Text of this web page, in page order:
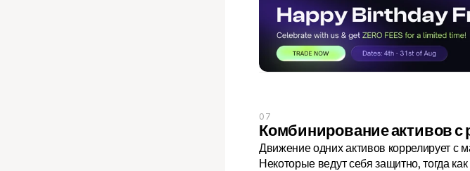
07
Комбинирование активов
Движение одних активов коррелирует с
Некоторые ведут себя защитно, тогда